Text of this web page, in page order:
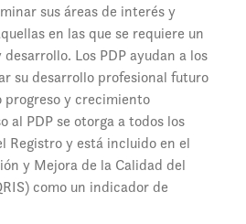
sus áreas de interés y
en las que se requiere un
Los PDP ayudan a los
su desarrollo profesional futuro
progreso y crecimiento
al PDP se otorga a todos los
Registro y está incluido en el
y Mejora de la Calidad del
como un indicador de